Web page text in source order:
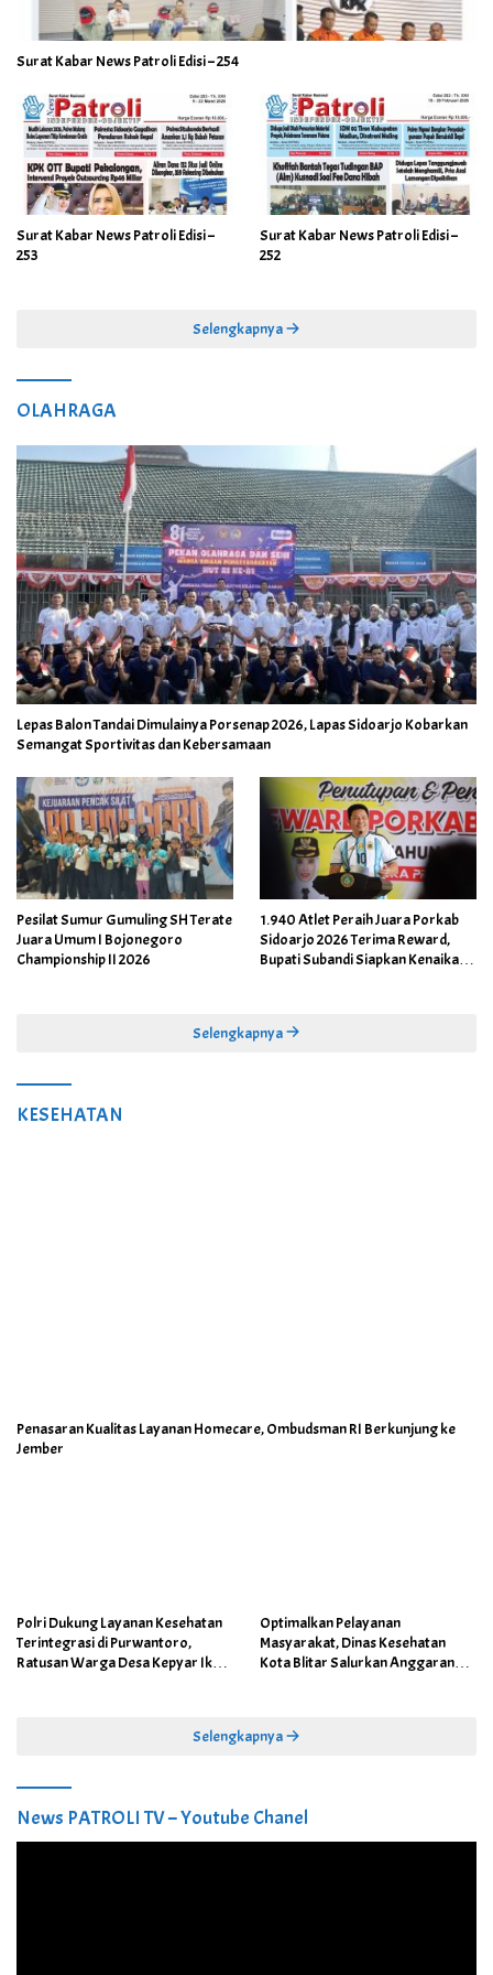
Surat Kabar News Patroli Edisi – 254
Surat Kabar News Patroli Edisi –
253
Surat Kabar News Patroli Edisi –
252
Selengkapnya
OLAHRAGA
Lepas Balon Tandai Dimulainya Porsenap 2026, Lapas Sidoarjo Kobarkan
Semangat Sportivitas dan Kebersamaan
Pesilat Sumur Gumuling SH Terate
Juara Umum I Bojonegoro
Championship II 2026
1.940 Atlet Peraih Juara Porkab
Sidoarjo 2026 Terima Reward,
Bupati Subandi Siapkan Kenaikan
Selengkapnya
KESEHATAN
Penasaran Kualitas Layanan Homecare, Ombudsman RI Berkunjung ke
Jember
Polri Dukung Layanan Kesehatan
Terintegrasi di Purwantoro,
Ratusan Warga Desa Kepyar Ikuti
Optimalkan Pelayanan
Masyarakat, Dinas Kesehatan
Kota Blitar Salurkan Anggaran
Selengkapnya
News PATROLI TV – Youtube Chanel